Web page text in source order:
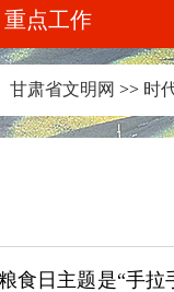
重点工作
甘肃省文明网 >> 时
日主题是“手拉手